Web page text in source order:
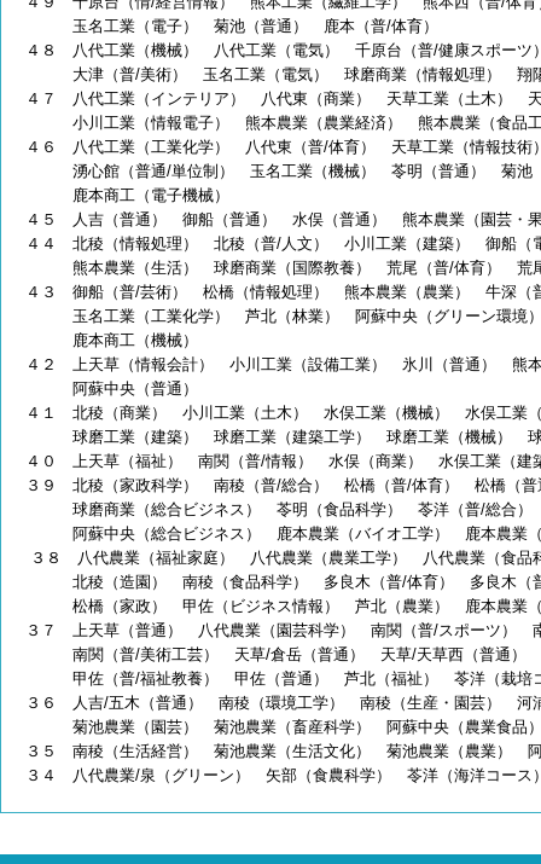
玉名工業（電子） 菊池（普通） 鹿本（普/体育）
４８ 八代工業（機械） 八代工業（電気） 千原台（普/健康スポーツ
大津（普/美術） 玉名工業（電気）
球磨商業（情報処理） 翔
４７ 八代工業（インテリア） 八代東（商業） 天草工業（土木）
小川工業（情報電子）
熊本農業（農業経済） 熊本農業（食品
４６ 八代工業（工業化学） 八代東（普/体育） 天草工業（情報技術
湧心館（普通/単位制） 玉名工業（機械）
苓明（普通） 菊池
鹿本商工（電子機械）
４５ 人吉（普通） 御船（普通） 水俣（普通） 熊本農業（園芸・
４４ 北稜（情報処理） 北稜（普/人文） 小川工業（建築） 御船（
熊本農業（生活） 球磨商業（国際教養） 荒尾（普/体育） 荒
４３ 御船（普/芸術） 松橋（情報処理） 熊本農業（農業） 牛深（
玉名工業（工業化学） 芦北（林業）
阿蘇中央（グリーン環境
鹿本商工（機械）
４２ 上天草（情報会計） 小川工業（設備工業） 氷川（普通） 熊
阿蘇中央（普通）
４１ 北稜（商業） 小川工業（土木） 水俣工業（機械） 水俣工業
球磨工業（建築） 球磨工業（建築工学） 球磨工業（機械）
４０ 上天草（福祉） 南関（普/情報） 水俣（商業） 水俣工業（建
３９ 北稜（家政科学） 南稜（普/総合） 松橋（普/体育） 松橋（
球磨商業（総合ビジネス）
苓明（食品科学） 苓洋（普/総合）
阿蘇中央（総合ビジネス） 鹿本農業（バイオ工学） 鹿本農業
３８ 八代農業（福祉家庭） 八代農業（農業工学） 八代農業（食品
北稜（造園） 南稜（食品科学） 多良木（普/体育） 多良木（
松橋（家政） 甲佐（ビジネス情報） 芦北（農業） 鹿本農業
３７ 上天草（普通） 八代農業（園芸科学） 南関（普/スポーツ）
南関（普/美術工芸） 天草/倉岳（普通）
天草/天草西（普通）
甲佐（普/福祉教養） 甲佐（普通） 芦北（福祉） 苓洋（栽培
３６ 人吉/五木（普通） 南稜（環境工学） 南稜（生産・園芸） 河
菊池農業（園芸） 菊池農業（畜産科学） 阿蘇中央（農業食品
３５ 南稜（生活経営） 菊池農業（生活文化） 菊池農業（農業） 阿
３４ 八代農業/泉（グリーン） 矢部（食農科学） 苓洋（海洋コース